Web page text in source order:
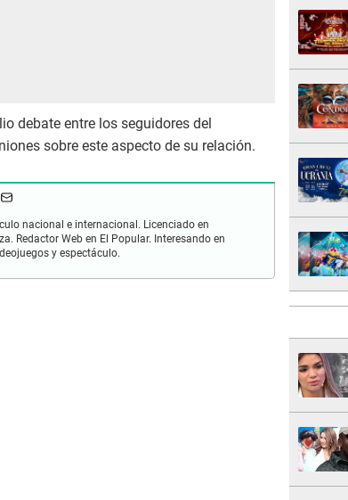
debate entre los seguidores del
sobre este aspecto de su relación.
nacional e internacional. Licenciado en
Redactor Web en El Popular. Interesando en
y espectáculo.